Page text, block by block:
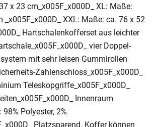
x 23 cm_x005F_x000D_ XL: Maße:
_x005F_x000D_ XXL: Maße: ca. 76 x 52
Hartschalenkofferset aus leichter
vier Doppel-
mit sehr leisen Gummirollen
Zahlenschloss_x005F_x000D_
Teleskopgriffe_x005F_x000D_
Innenraum
Polyester, 2%
Platzsparend. Koffer können